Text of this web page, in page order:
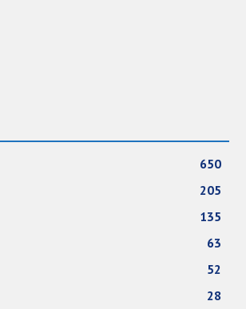
年
650
205
135
63
52
28